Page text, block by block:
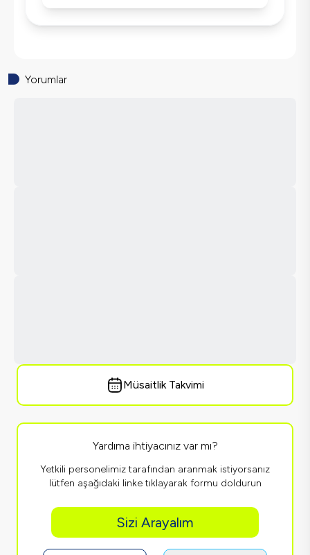
Tost Makinesi
Yorumlar
Müsaitlik Takvimi
Yardıma ihtiyacınız var mı?
Yetkili personelimiz tarafından aranmak istiyorsanız
lütfen aşağıdaki linke tıklayarak formu doldurun
Sizi Arayalım